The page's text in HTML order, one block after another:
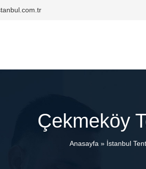
Çekmeköy
Anasayfa » İstanbul